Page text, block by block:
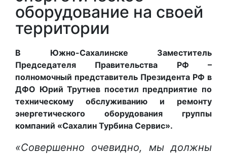
оборудование на своей
территории
В Южно-Сахалинске Заместитель
Председателя Правительства РФ –
полномочный представитель Президента РФ в
ДФО Юрий Трутнев посетил предприятие по
техническому обслуживанию и ремонту
энергетического оборудования группы
компаний «Сахалин Турбина Сервис».
«Совершенно очевидно, мы должны